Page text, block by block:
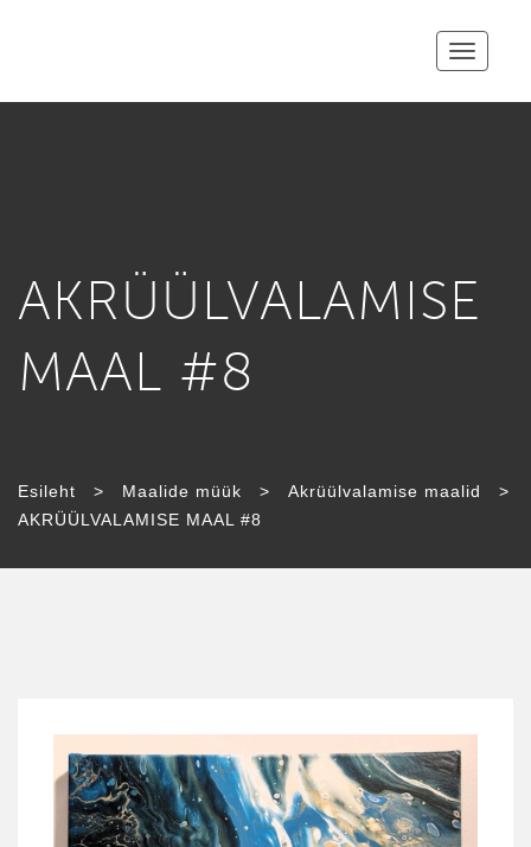
Toggle
AKRÜÜL­VALAMISE
MAAL #8
Esileht > Maalide müük > Akrüül­valamise maalid
>
AKRÜÜL­VALAMISE MAAL #8